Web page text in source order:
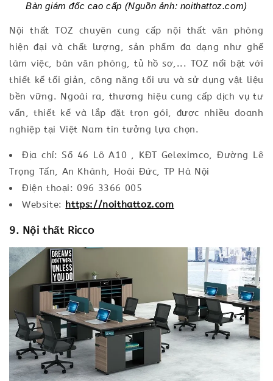
Bàn giám đốc cao cấp (Nguồn ảnh: noithattoz.com)
Nội thất TOZ chuyên cung cấp nội thất văn phòng
hiện đại và chất lượng, sản phẩm đa dạng như ghế
làm việc, bàn văn phòng, tủ hồ sơ,... TOZ nổi bật với
thiết kế tối giản, công năng tối ưu và sử dụng vật liệu
bền vững. Ngoài ra, thương hiệu cung cấp dịch vụ tư
vấn, thiết kế và lắp đặt trọn gói, được nhiều doanh
nghiệp tại Việt Nam tin tưởng lựa chọn.
Địa chỉ: Số 46 Lô A10 , KĐT Geleximco, Đường Lê
Trọng Tấn, An Khánh, Hoài Đức, TP Hà Nội
Điện thoại: 096 3366 005
Website: https://noithattoz.com
9. Nội thất Ricco